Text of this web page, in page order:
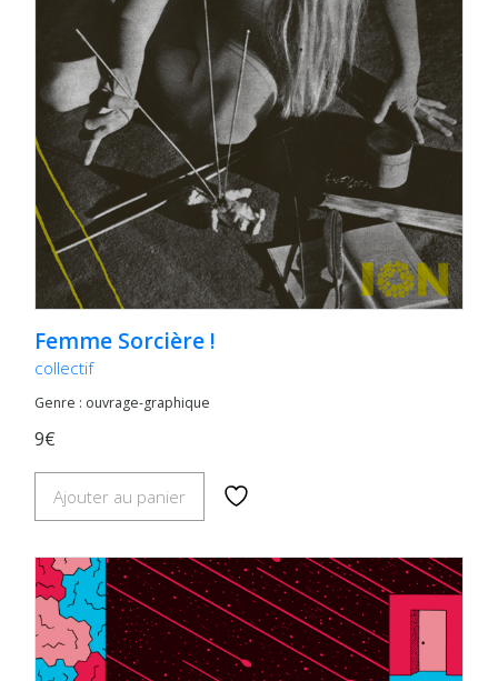
Femme Sorcière !
collectif
Genre : ouvrage-graphique
9€
Ajouter au panier